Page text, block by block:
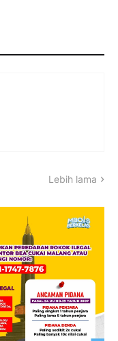
Lebih lama